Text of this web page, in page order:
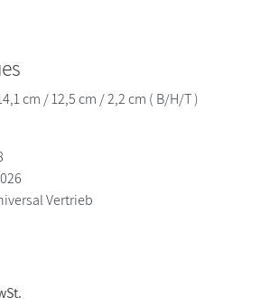
cm / 12,5 cm / 2,2 cm ( B/H/T )
Vertrieb